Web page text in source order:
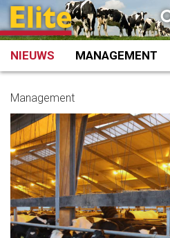
Spring
naar
inhoud
NIEUWS MANAGEMENT
Management